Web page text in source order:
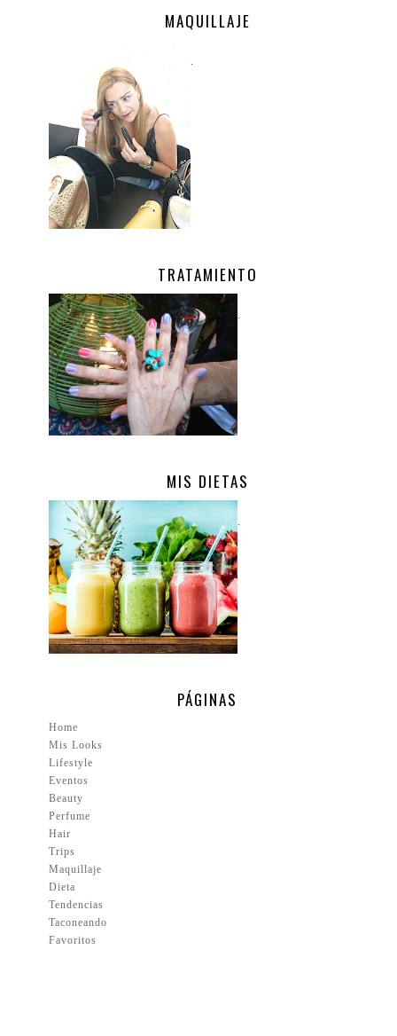
MAQUILLAJE
.
TRATAMIENTO
.
MIS DIETAS
.
PÁGINAS
Home
Mis Looks
Lifestyle
Eventos
Beauty
Perfume
Hair
Trips
Maquillaje
Dieta
Tendencias
Taconeando
Favoritos